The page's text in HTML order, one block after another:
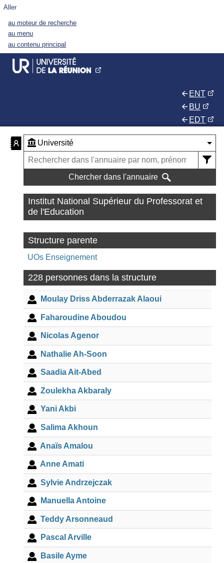
Aller
au moteur de recherche
au menu
au contenu principal
ENT
BU
EDT
Chercher dans l'annuaire
Institut National Supérieur du Professorat et
de l'Education
Structure parente
UOs Enseignement
228 personnes dans la structure
Moulay Driss Abderrazak Alaoui
Faharoudine Aboudou
Nicolas Agenor
Nathalie Ah-Soon
Saadia Ait-Abed
Zoulekha Akbaraly
Yani Akbi
Salima Akhoun
Anaïs Amalou
Anne Amati
Sylvie Andrzejczak
Manuella Antoine
Teddy Arsonneaud
Pascal Arville
Basile Ayme